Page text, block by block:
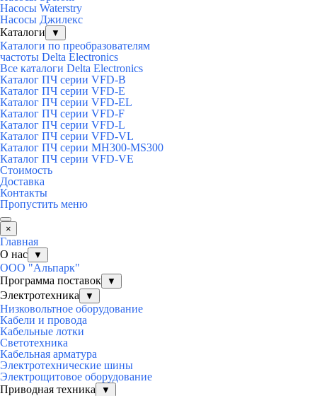
Насосы Waterstry
Насосы Джилекс
Каталоги
▼
Каталоги по преобразователям
частоты Delta Electronics
Все каталоги Delta Electronics
Каталог ПЧ серии VFD-B
Каталог ПЧ серии VFD-E
Каталог ПЧ серии VFD-EL
Каталог ПЧ серии VFD-F
Каталог ПЧ серии VFD-L
Каталог ПЧ серии VFD-VL
Каталог ПЧ серии MH300-MS300
Каталог ПЧ серии VFD-VE
Стоимость
Доставка
Контакты
Пропустить меню
×
Главная
О нас
▼
ООО "Альпарк"
Программа поставок
▼
Электротехника ▼
Низковольтное оборудование
Кабели и провода
Кабельные лотки
Светотехника
Кабельная арматура
Электротехнические шины
Электрощитовое оборудование
Приводная техника
▼